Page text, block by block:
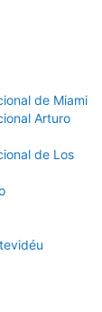
de Miami
Arturo
de Los